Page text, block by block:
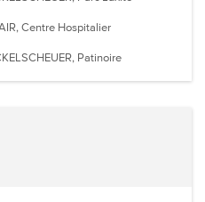
Centre Hospitalier
Patinoire